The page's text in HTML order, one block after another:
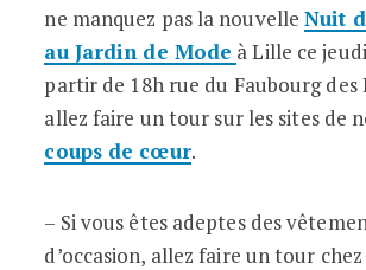
ne manquez pas la nouvelleNuit
au Jardin de Mode à Lille ce
partir de 18h rue du Faubourg des
allez faire un tour sur les sites de
coups de cœur.
– Si vous êtes adeptes des
d’occasion, allez faire un tour